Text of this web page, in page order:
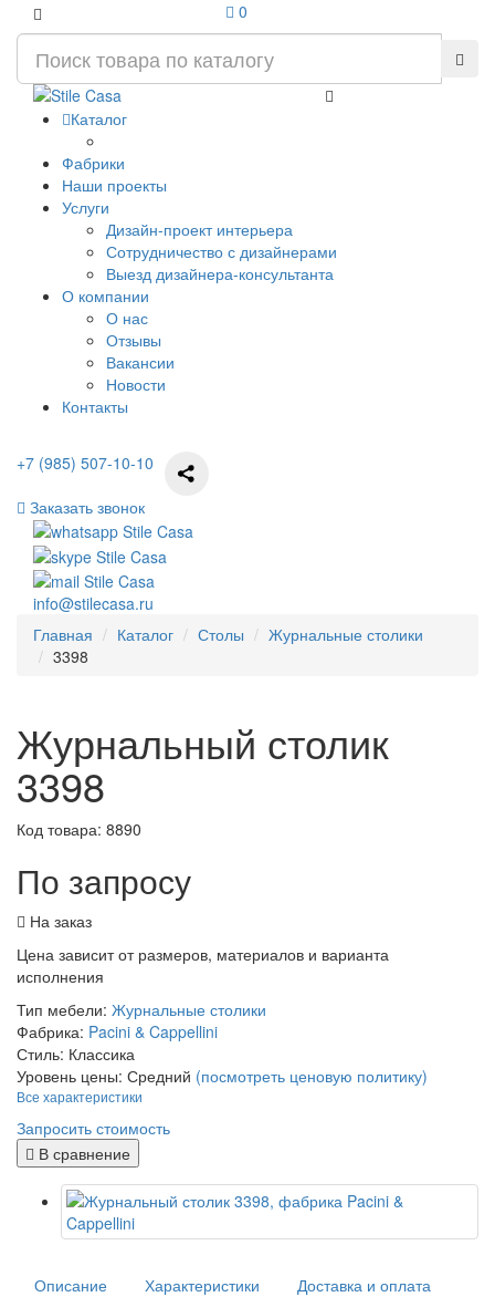
0
Каталог
Фабрики
Наши проекты
Услуги
Дизайн-проект интерьера
Сотрудничество с дизайнерами
Выезд дизайнера-консультанта
О компании
О нас
Отзывы
Вакансии
Новости
Контакты
+7 (985) 507-10-10
Заказать звонок
info@stilecasa.ru
Главная
Каталог Столы
Журнальные столики
3398
Журнальный столик
3398
Код товара: 8890
По запросу
На заказ
Цена зависит от размеров, материалов и варианта
исполнения
Тип мебели: Журнальные столики
Фабрика: Pacini & Cappellini
Стиль: Классика
Уровень цены: Средний (посмотреть ценовую политику)
Все характеристики
Запросить стоимость
В сравнение
Описание Характеристики Доставка и оплата